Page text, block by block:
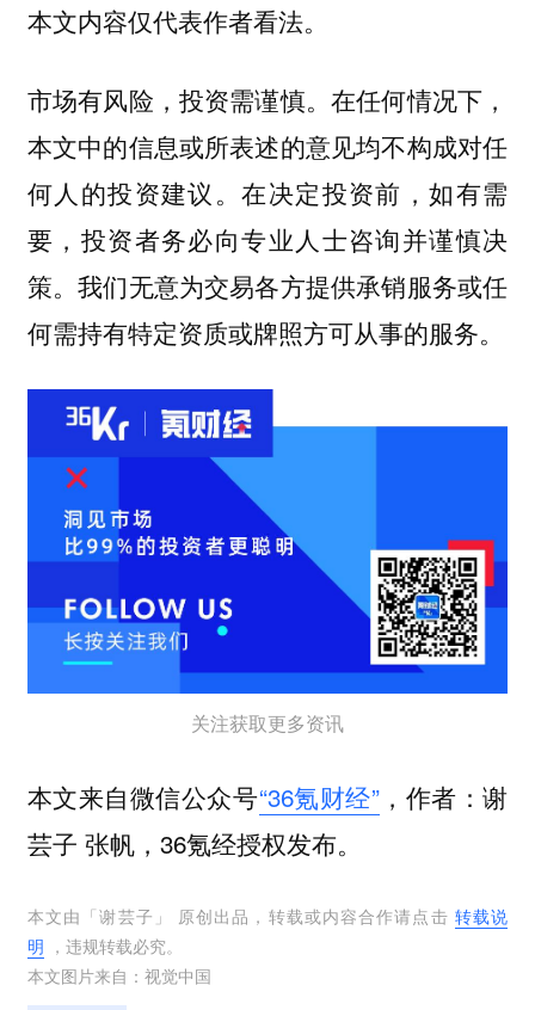
本文内容仅代表作者看法。
市场有风险，投资需谨慎。在任何情况下，
本文中的信息或所表述的意见均不构成对任
何人的投资建议。在决定投资前，如有需
要，投资者务必向专业人士咨询并谨慎决
策。我们无意为交易各方提供承销服务或任
何需持有特定资质或牌照方可从事的服务。
关注获取更多资讯
本文来自微信公众号“36氪财经”，作者：谢
芸子 张帆，36氪经授权发布。
本文由「谢芸子 」 原创出品，转载或内容合作请点击 转载说
明 ，违规转载必究。
本文图片来自： 视觉中国